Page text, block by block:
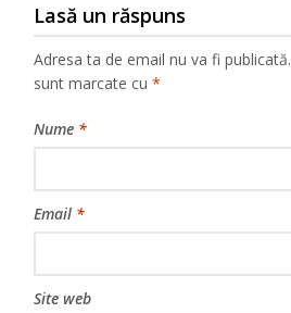
Lasă un răspuns
Adresa ta de email nu va fi publicată.
sunt marcate cu*
Nume *
Email *
Site web